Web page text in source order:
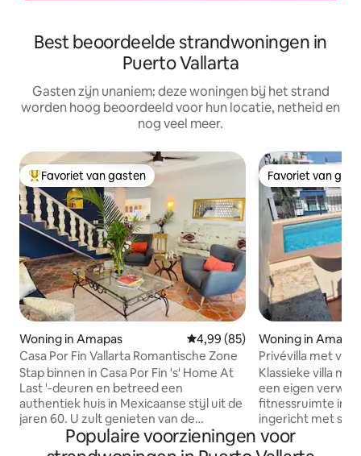
Best beoordeelde strandwoningen in
Puerto Vallarta
Gasten zijn unaniem: deze woningen bij het strand
worden hoog beoordeeld voor hun locatie, netheid en
nog veel meer.
Topfavoriet van gasten
Favoriet van gasten
Woning in Amapas Gemiddelde beoordeling van
4,99 (85)
Casa Por Fin Vallarta Romantische Zone
Stap binnen in Casa Por Fin 's' Home At
Last '-deuren en betreed een
authentiek huis in Mexicaanse stijl uit de
jaren 60. U zult genieten van de
weelderige palmbomen, privézwembad,
(optioneel) zelfgemaakt ontbijt en
Favoriet van
Favoriet van
Woning in
Privévilla met
slaapkamers + loft
Klassieke villa
een eigen
fitnessruimte in
ingericht met
decoratie en
Perfect voor
Populaire voorzieningen voor